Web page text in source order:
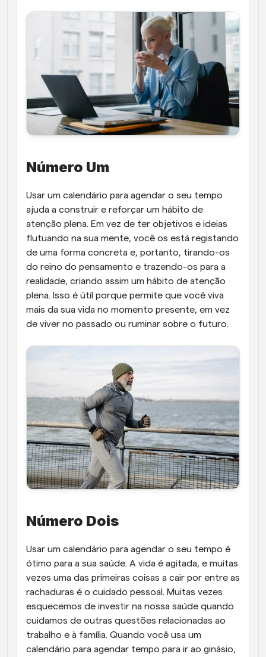
Número Um
Usar um calendário para agendar o seu tempo
ajuda a construir e reforçar um hábito de
atenção plena. Em vez de ter objetivos e ideias
flutuando na sua mente, você os está registando
de uma forma concreta e, portanto, tirando-os
do reino do pensamento e trazendo-os para a
realidade, criando assim um hábito de atenção
plena. Isso é útil porque permite que você viva
mais da sua vida no momento presente, em vez
de viver no passado ou ruminar sobre o futuro.
Número Dois
Usar um calendário para agendar o seu tempo é
ótimo para a sua saúde. A vida é agitada, e muitas
vezes uma das primeiras coisas a cair por entre as
rachaduras é o cuidado pessoal. Muitas vezes
esquecemos de investir na nossa saúde quando
cuidamos de outras questões relacionadas ao
trabalho e à família. Quando você usa um
calendário para agendar tempo para ir ao ginásio,